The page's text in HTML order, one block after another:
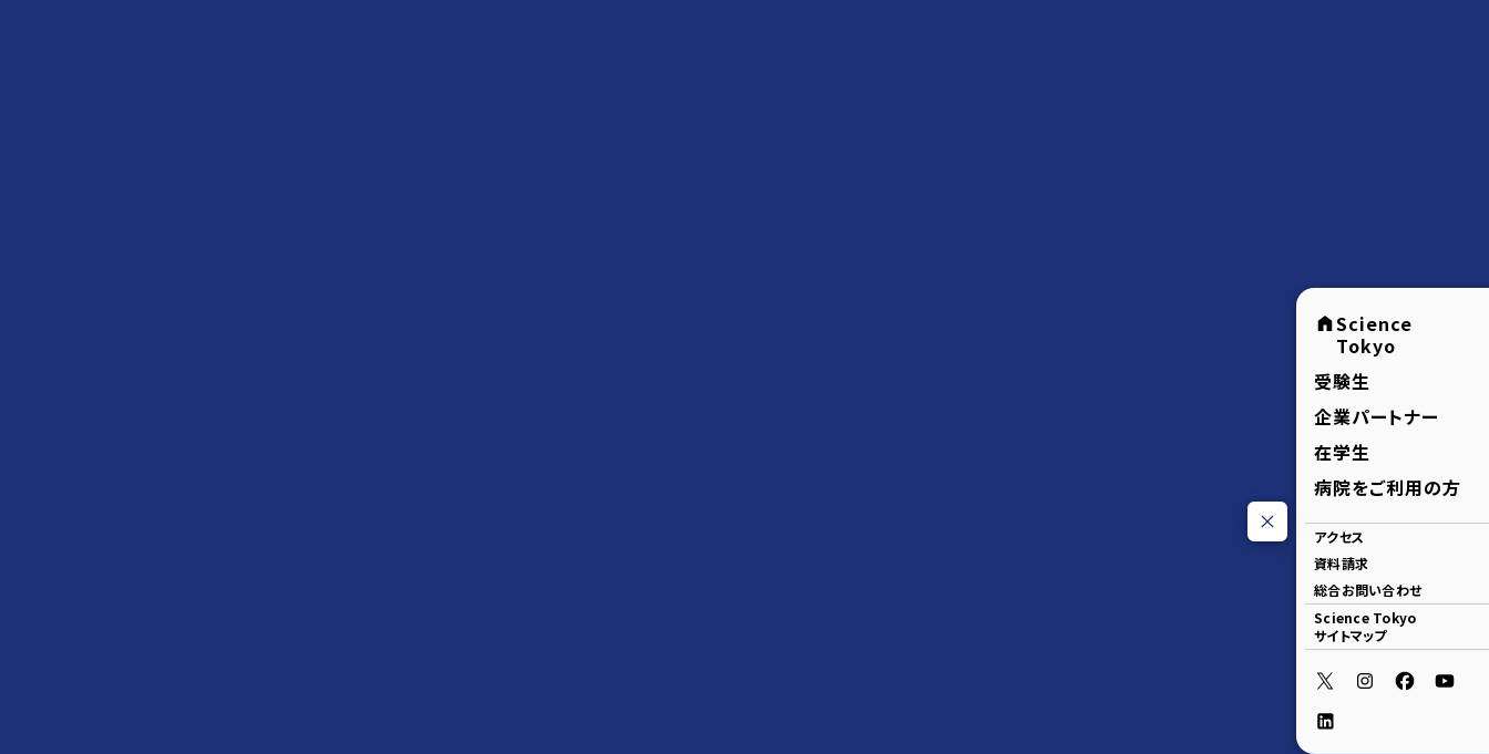
Science
Tokyo
受験生
企業パートナー
在学生
病院をご利用の方
アクセス
資料請求
総合お問い合わせ
Science Tokyo
サイトマップ